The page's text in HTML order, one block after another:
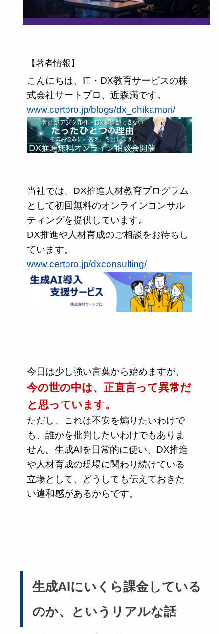
【著者情報】
こんにちは、IT・DX教育サービスの株
式会社サートプロ、近森満です。
www.certpro.jp/blogs/dx_chikamori/
当社では、DX推進人材教育プログラム
として初回無料のオンラインコンサル
ティングを提供しています。
DX推進や人材育成のご相談をお待ちし
ています。
www.certpro.jp/dxconsulting/
今日は少し強い言葉から始めますが、
今の世の中は、正直言って異常だ
と思っています。
ただし、これは不安を煽りたいわけで
も、誰かを批判したいわけでもありま
せん。生成AIを日常的に使い、DX推進
や人材育成の現場に関わり続けている
立場として、どうしても伝えておきた
い違和感があるからです。
生成AIにいくら課金している
のか、というリアルな話